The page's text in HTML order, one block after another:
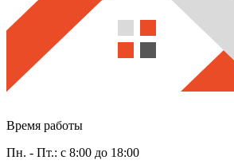
Время работы
Пн. - Пт.: с 8:00 до 18:00